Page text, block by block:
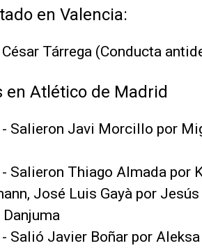
en Valencia:
Tárrega (Conducta
en Atlético de Madrid
Salieron Javi Morcillo por
Salieron Thiago Almada por
José Luis Gayà por
Salió Javier Boñar por